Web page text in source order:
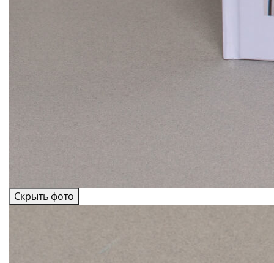
Скрыть фото